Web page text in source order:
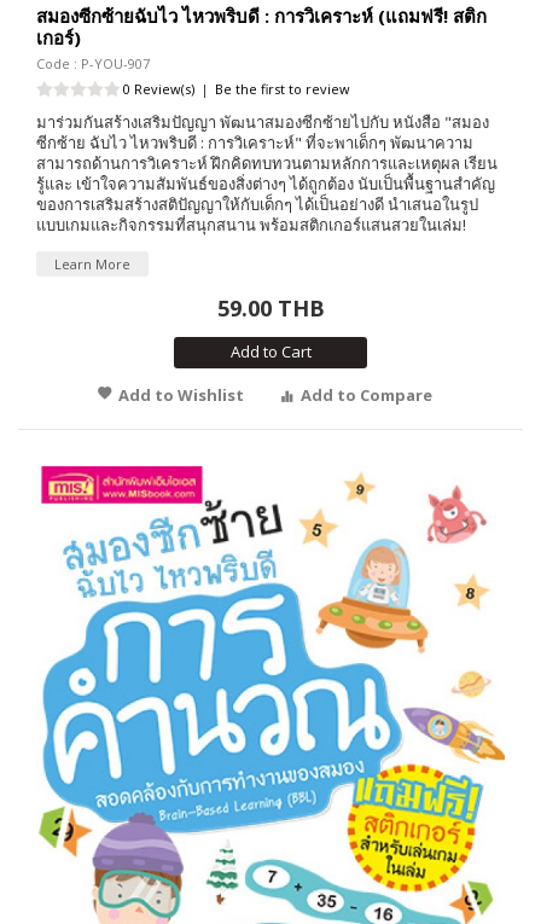
สมองซีกซ้ายฉับไว ไหวพริบดี : การวิเคราะห์ (แถมฟรี! สติก
เกอร์)
Code : P-YOU-907
0 Review(s) | Be the first to review
มาร่วมกันสร้างเสริมปัญญา พัฒนาสมองซีกซ้ายไปกับ หนังสือ "สมอง
ซีกซ้าย ฉับไว ไหวพริบดี : การวิเคราะห์" ที่จะพาเด็กๆ พัฒนาความ
สามารถด้านการวิเคราะห์ ฝึกคิดทบทวนตามหลักการและเหตุผล เรียน
รู้และ เข้าใจความสัมพันธ์ของสิ่งต่างๆ ได้ถูกต้อง นับเป็นพื้นฐานสำคัญ
ของการเสริมสร้างสติปัญญาให้กับเด็กๆ ได้เป็นอย่างดี นำเสนอในรูป
แบบเกมและกิจกรรมที่สนุกสนาน พร้อมสติกเกอร์แสนสวยในเล่ม!
Learn More
59.00 THB
Add to Cart
Add to Wishlist
Add to Compare